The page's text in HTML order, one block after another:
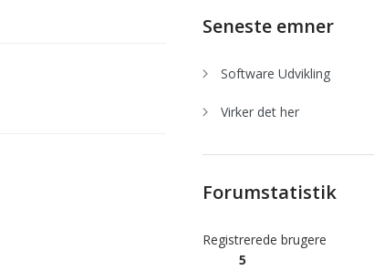
Seneste emner
Software Udvikling
Virker det her
Forumstatistik
Registrerede brugere
5